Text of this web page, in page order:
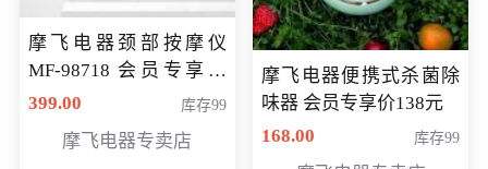
摩飞电器颈部按摩仪
MF-98718 会员专享价
299元
399.00 库存99
摩飞电器专卖店
摩飞电器便携式杀菌除
味器 会员专享价138元
168.00
库存99